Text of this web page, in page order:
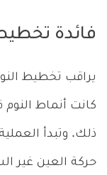
فائدة
يراقب تخطيط
كانت أنماط
ذلك. وتبدأ
حركة العين غير